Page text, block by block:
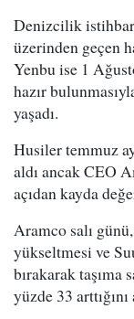
Denizcilik
üzerinden geçen
Yenbu ise 1
hazır
yaşadı.
Husiler temmuz
aldı ancak CEO
açıdan kayda
Aramco salı
yükseltmesi ve
bırakarak taşıma
yüzde 33 arttığını